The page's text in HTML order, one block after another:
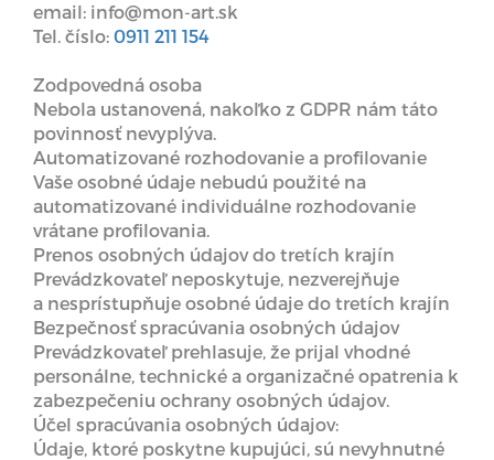
email: info@mon-art.sk
Tel. číslo: 0911 211 154
Zodpovedná osoba
Nebola ustanovená, nakoľko z GDPR nám táto
povinnosť nevyplýva.
Automatizované rozhodovanie a profilovanie
Vaše osobné údaje nebudú použité na
automatizované individuálne rozhodovanie
vrátane profilovania.
Prenos osobných údajov do tretích krajín
Prevádzkovateľ neposkytuje, nezverejňuje
a nesprístupňuje osobné údaje do tretích krajín
Bezpečnosť spracúvania osobných údajov
Prevádzkovateľ prehlasuje, že prijal vhodné
personálne, technické a organizačné opatrenia k
zabezpečeniu ochrany osobných údajov.
Účel spracúvania osobných údajov:
Údaje, ktoré poskytne kupujúci, sú nevyhnutné